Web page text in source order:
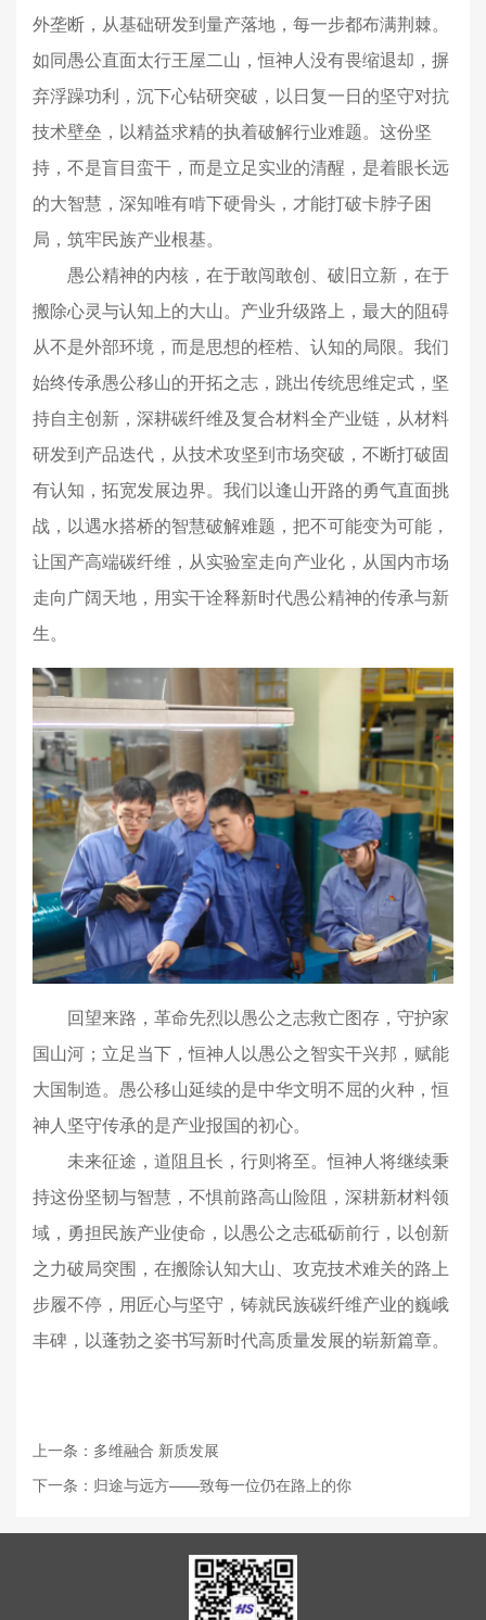
外垄断，从基础研发到量产落地，每一步都布满荆棘。
如同愚公直面太行王屋二山，恒神人没有畏缩退却，摒
弃浮躁功利，沉下心钻研突破，以日复一日的坚守对抗
技术壁垒，以精益求精的执着破解行业难题。这份坚
持，不是盲目蛮干，而是立足实业的清醒，是着眼长远
的大智慧，深知唯有啃下硬骨头，才能打破卡脖子困
局，筑牢民族产业根基。
愚公精神的内核，在于敢闯敢创、破旧立新，在于
搬除心灵与认知上的大山。产业升级路上，最大的阻碍
从不是外部环境，而是思想的桎梏、认知的局限。我们
始终传承愚公移山的开拓之志，跳出传统思维定式，坚
持自主创新，深耕碳纤维及复合材料全产业链，从材料
研发到产品迭代，从技术攻坚到市场突破，不断打破固
有认知，拓宽发展边界。我们以逢山开路的勇气直面挑
战，以遇水搭桥的智慧破解难题，把不可能变为可能，
让国产高端碳纤维，从实验室走向产业化，从国内市场
走向广阔天地，用实干诠释新时代愚公精神的传承与新
生。
回望来路，革命先烈以愚公之志救亡图存，守护家
国山河；立足当下，恒神人以愚公之智实干兴邦，赋能
大国制造。愚公移山延续的是中华文明不屈的火种，恒
神人坚守传承的是产业报国的初心。
未来征途，道阻且长，行则将至。恒神人将继续秉
持这份坚韧与智慧，不惧前路高山险阻，深耕新材料领
域，勇担民族产业使命，以愚公之志砥砺前行，以创新
之力破局突围，在搬除认知大山、攻克技术难关的路上
步履不停，用匠心与坚守，铸就民族碳纤维产业的巍峨
丰碑，以蓬勃之姿书写新时代高质量发展的崭新篇章。
上一条：多维融合 新质发展
下一条：归途与远方——致每一位仍在路上的你